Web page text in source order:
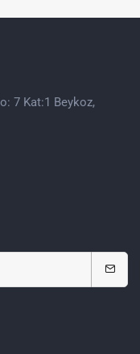
7 Kat:1 Beykoz,